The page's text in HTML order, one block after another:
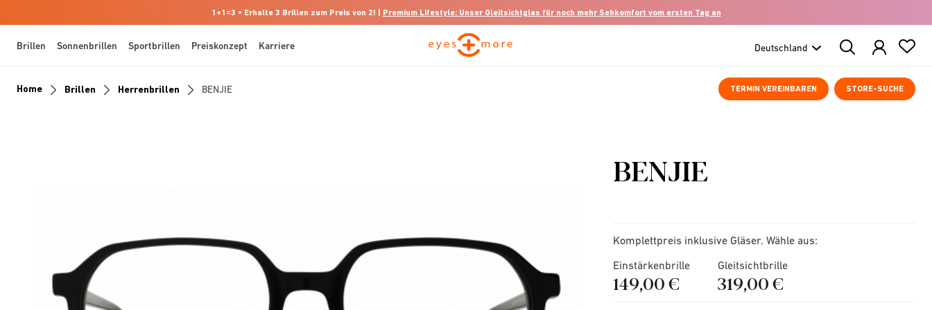
1+1=3 • Erhalte 3 Brillen zum Preis von 2! | Premium Lifestyle: Unser Gleitsichtglas für noch mehr Sehkomfort vom ersten Tag an
Brillen Sonnenbrillen Sportbrillen Preiskonzept Karriere
Search
Products
TERMIN VEREINBAREN STORE-SUCHE
Home Brillen Herrenbrillen BENJIE
BENJIE
Komplettpreis inklusive Gläser. Wähle aus:
Einstärkenbrille
149,00 €
Gleitsichtbrille
319,00 €